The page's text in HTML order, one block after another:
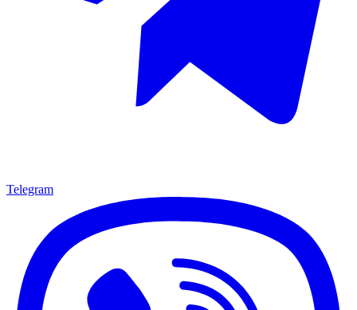
Telegram